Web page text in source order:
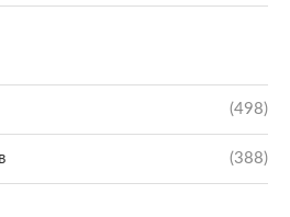
(498)
(388)